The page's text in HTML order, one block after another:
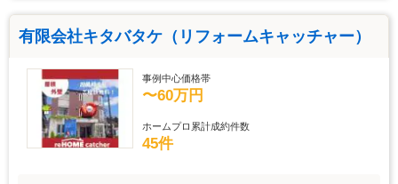
有限会社キタバタケ（リフォームキャッチャー）
事例中心価格帯
〜60万円
ホームプロ累計成約件数
45件